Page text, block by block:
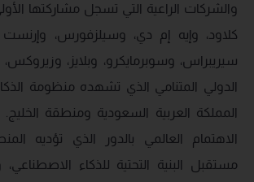
والشركات الراعية التي تسجل مشاركتها
كلاود، وإيه إم دي، وسيلزفورس، وإرنست
سيريبراس، وسوبرمايكرو، وبلايز،
الدولي المتنامي الذي تشهده منظومة
المملكة العربية السعودية ومنطقة
الاهتمام العالمي بالدور الذي تؤديه
مستقبل البنية التحتية للذكاء